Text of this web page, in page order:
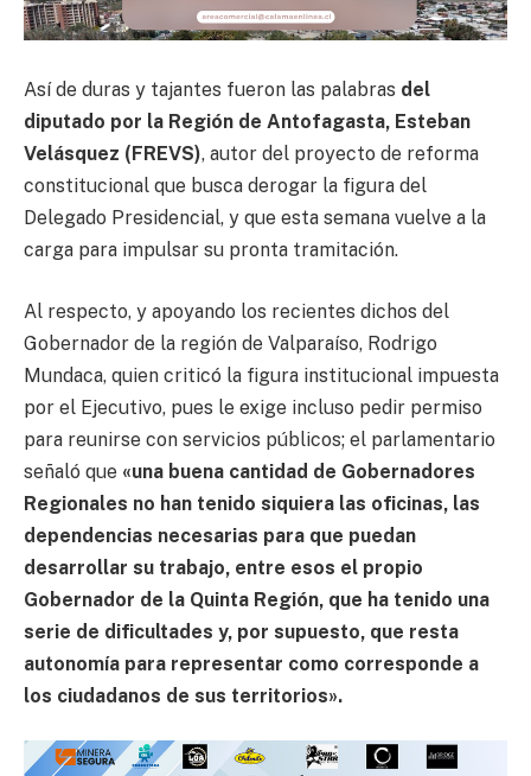
Así de duras y tajantes fueron las palabras del
diputado por la Región de Antofagasta, Esteban
Velásquez (FREVS), autor del proyecto de reforma
constitucional que busca derogar la figura del
Delegado Presidencial, y que esta semana vuelve a la
carga para impulsar su pronta tramitación.
Al respecto, y apoyando los recientes dichos del
Gobernador de la región de Valparaíso, Rodrigo
Mundaca, quien criticó la figura institucional impuesta
por el Ejecutivo, pues le exige incluso pedir permiso
para reunirse con servicios públicos; el parlamentario
señaló que «una buena cantidad de Gobernadores
Regionales no han tenido siquiera las oficinas, las
dependencias necesarias para que puedan
desarrollar su trabajo, entre esos el propio
Gobernador de la Quinta Región, que ha tenido una
serie de dificultades y, por supuesto, que resta
autonomía para representar como corresponde a
los ciudadanos de sus territorios».